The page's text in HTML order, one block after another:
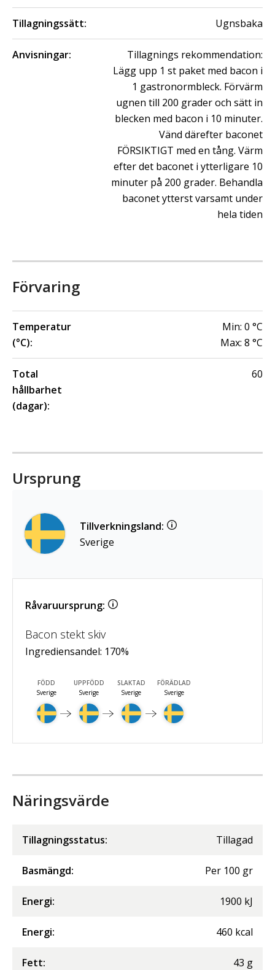
Tillagningssätt: Ugnsbaka
Anvisningar:
Tillagnings rekommendation:
Lägg upp 1 st paket med bacon i
1 gastronormbleck. Förvärm
ugnen till 200 grader och sätt in
blecken med bacon i 10 minuter.
Vänd därefter baconet
FÖRSIKTIGT med en tång. Värm
efter det baconet i ytterligare 10
minuter på 200 grader. Behandla
baconet ytterst varsamt under
hela tiden
Förvaring
Temperatur
(°C):
Min: 0 °C
Max: 8 °C
Total
hållbarhet
(dagar):
60
Ursprung
Tillverkningsland:
Sverige
Råvaruursprung:
Bacon stekt skiv
Ingrediensandel: 170%
FÖDD
Sverige
UPPFÖDD
Sverige
SLAKTAD
Sverige
FÖRÄDLAD
Sverige
Näringsvärde
Tillagningsstatus: Tillagad
Basmängd: Per 100 gr
Energi: 1900 kJ
Energi: 460 kcal
Fett: 43 g